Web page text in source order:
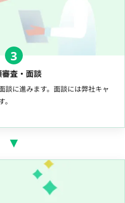
3
査・面談
談に進みます。面談には弊社キャ